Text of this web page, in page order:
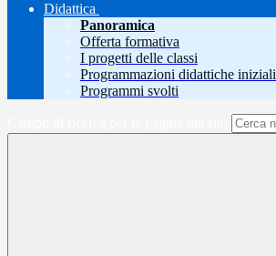
Didattica
Panoramica
Offerta formativa
I progetti delle classi
Programmazioni didattiche iniziali
Programmi svolti